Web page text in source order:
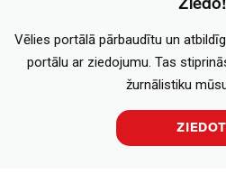
Vēlies portālā pārbaudītu un
portālu ar ziedojumu. Tas
žurnālistiku
ZIEDOT